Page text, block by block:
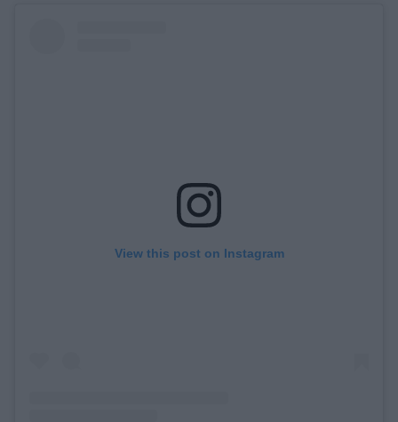
View this post on Instagram